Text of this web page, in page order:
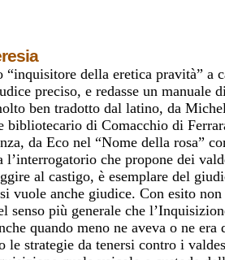
della eretica pravità” a
preciso, e redasse un
ben tradotto dal latino, da
bibliotecario di Comacchio di
da Eco nel “Nome della rosa”
che propone dei
al castigo, è esemplare del
vuole anche giudice. Con esito
senso più generale che
quando meno ne aveva o ne era
le strategie da tenersi contro i